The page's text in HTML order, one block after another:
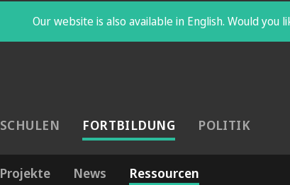
Our website is also available in English. Would you
SCHULEN FORTBILDUNG POLITIK
Projekte News Ressourcen